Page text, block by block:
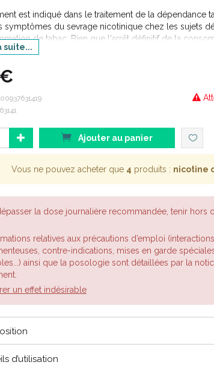
est indiqué dans le traitement de la dépendance
symptômes du sevrage nicotinique chez les sujets
de tabac. Bien que l'arrêt définitif de la
ce médicament peut être utilisé dans : · les cas où
vers l'arrêt définitif.
suite...
Ajouter au panier
Vous ne pouvez acheter que 4 produits : nicotine
la dose journalière recommandée, tenir hors
relatives aux précautions d’emploi (interactions
contre-indications, mises en garde
ainsi que la posologie sont détaillées par la
un effet indésirable
d’utilisation